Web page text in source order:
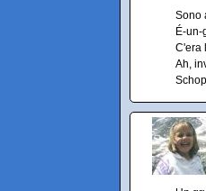
Sono
É-
C'era
Ah,